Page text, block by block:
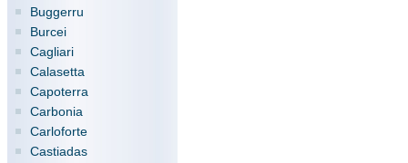
Buggerru
Burcei
Cagliari
Calasetta
Capoterra
Carbonia
Carloforte
Castiadas